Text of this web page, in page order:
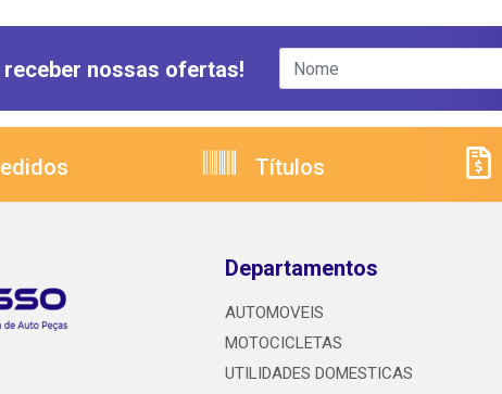
nossas ofertas!
Títulos
Departamentos
AUTOMOVEIS
MOTOCICLETAS
UTILIDADES DOMESTICAS